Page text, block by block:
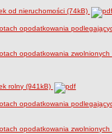
Gminy
od nieruchomości (74kB)
opodatkowania
opodatkowania
rolny (941kB)
opodatkowania
opodatkowania